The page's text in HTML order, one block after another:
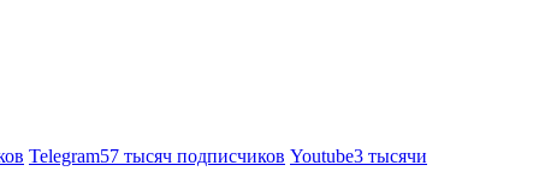
Telegram57 тысяч подписчиков Youtube3 тысячи